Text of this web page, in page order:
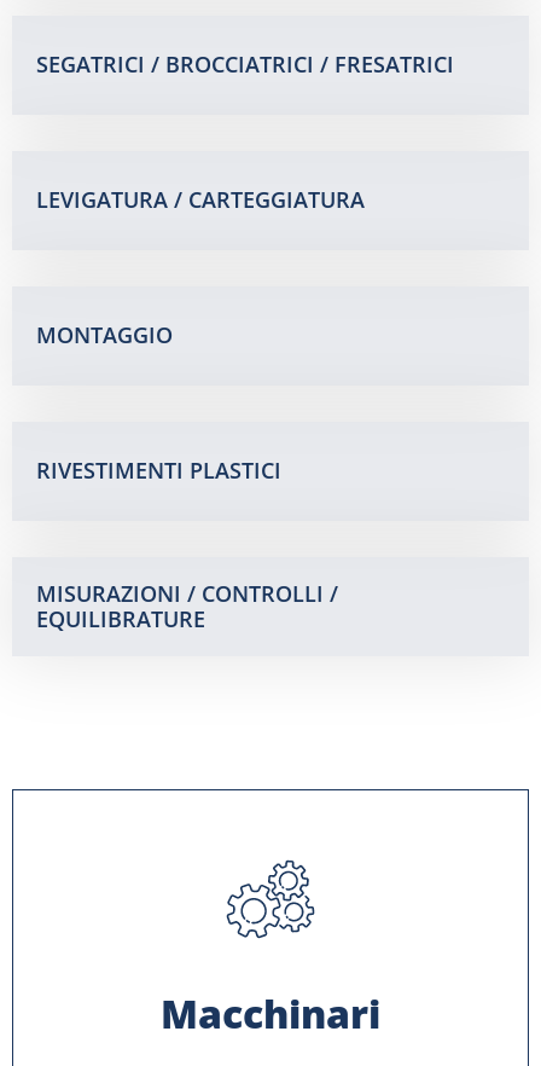
SEGATRICI / BROCCIATRICI / FRESATRICI
LEVIGATURA / CARTEGGIATURA
MONTAGGIO
RIVESTIMENTI PLASTICI
MISURAZIONI / CONTROLLI /
EQUILIBRATURE
Macchinari